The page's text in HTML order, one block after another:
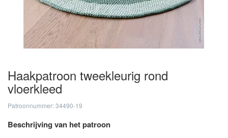
Haakpatroon tweekleurig rond
vloerkleed
Patroonnummer: 34490-19
Beschrijving van het patroon